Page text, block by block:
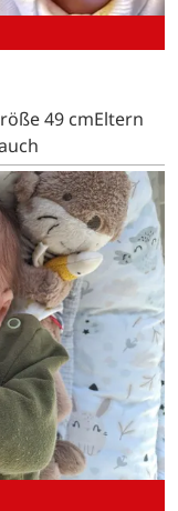
49 cmEltern